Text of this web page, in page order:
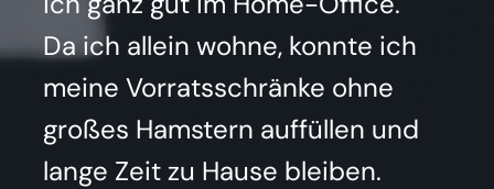
Da ich allein woh­ne, konn­te ich
mei­ne Vor­rats­schrän­ke ohne
gro­ßes Hams­tern auf­fül­len und
lan­ge Zeit zu Hau­se blei­ben.